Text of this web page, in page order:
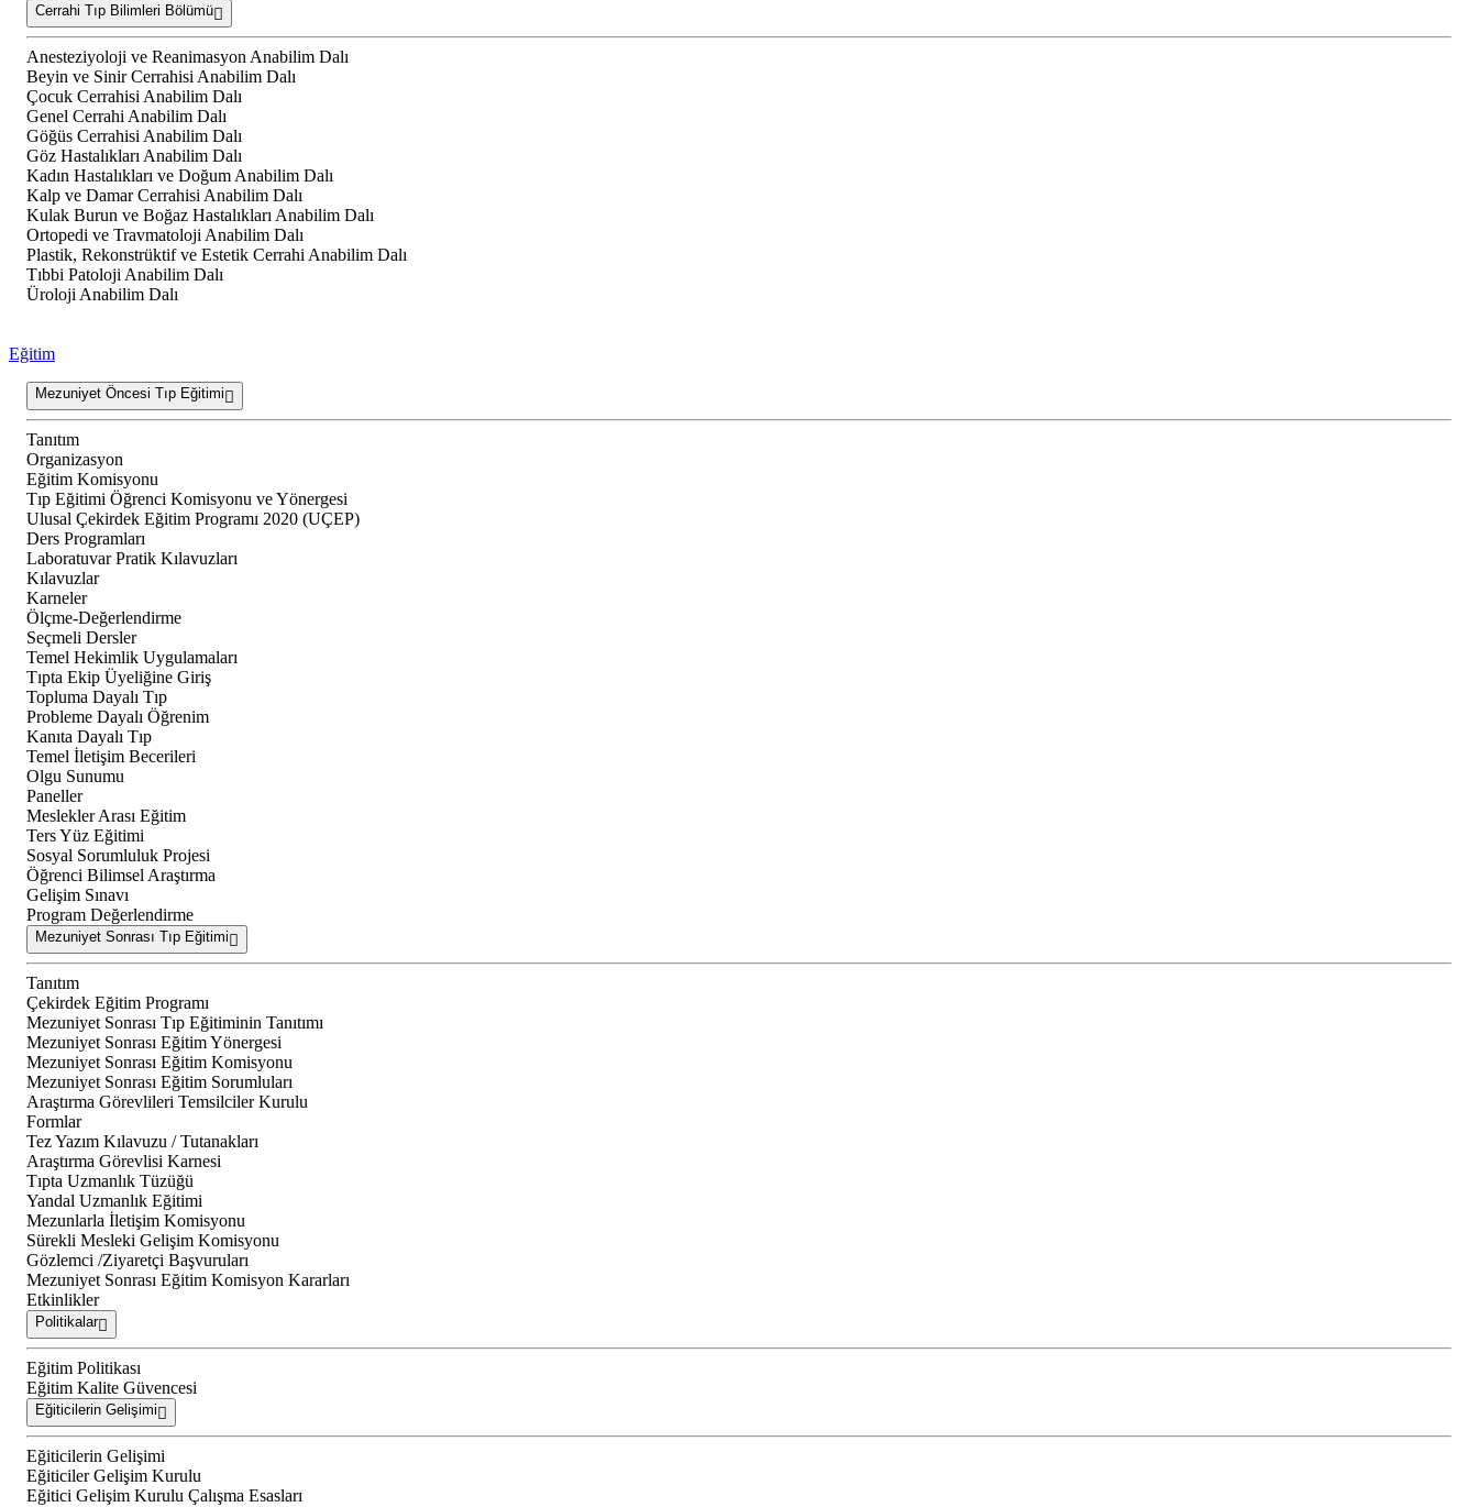
Cerrahi Tıp Bilimleri Bölümü
Anesteziyoloji ve Reanimasyon Anabilim Dalı
Beyin ve Sinir Cerrahisi Anabilim Dalı
Çocuk Cerrahisi Anabilim Dalı
Genel Cerrahi Anabilim Dalı
Göğüs Cerrahisi Anabilim Dalı
Göz Hastalıkları Anabilim Dalı
Kadın Hastalıkları ve Doğum Anabilim Dalı
Kalp ve Damar Cerrahisi Anabilim Dalı
Kulak Burun ve Boğaz Hastalıkları Anabilim Dalı
Ortopedi ve Travmatoloji Anabilim Dalı
Plastik, Rekonstrüktif ve Estetik Cerrahi Anabilim Dalı
Tıbbi Patoloji Anabilim Dalı
Üroloji Anabilim Dalı
Eğitim
Mezuniyet Öncesi Tıp Eğitimi
Tanıtım
Organizasyon
Eğitim Komisyonu
Tıp Eğitimi Öğrenci Komisyonu ve Yönergesi
Ulusal Çekirdek Eğitim Programı 2020 (UÇEP)
Ders Programları
Laboratuvar Pratik Kılavuzları
Kılavuzlar
Karneler
Ölçme-Değerlendirme
Seçmeli Dersler
Temel Hekimlik Uygulamaları
Tıpta Ekip Üyeliğine Giriş
Topluma Dayalı Tıp
Probleme Dayalı Öğrenim
Kanıta Dayalı Tıp
Temel İletişim Becerileri
Olgu Sunumu
Paneller
Meslekler Arası Eğitim
Ters Yüz Eğitimi
Sosyal Sorumluluk Projesi
Öğrenci Bilimsel Araştırma
Gelişim Sınavı
Program Değerlendirme
Mezuniyet Sonrası Tıp Eğitimi
Tanıtım
Çekirdek Eğitim Programı
Mezuniyet Sonrası Tıp Eğitiminin Tanıtımı
Mezuniyet Sonrası Eğitim Yönergesi
Mezuniyet Sonrası Eğitim Komisyonu
Mezuniyet Sonrası Eğitim Sorumluları
Araştırma Görevlileri Temsilciler Kurulu
Formlar
Tez Yazım Kılavuzu / Tutanakları
Araştırma Görevlisi Karnesi
Tıpta Uzmanlık Tüzüğü
Yandal Uzmanlık Eğitimi
Mezunlarla İletişim Komisyonu
Sürekli Mesleki Gelişim Komisyonu
Gözlemci /Ziyaretçi Başvuruları
Mezuniyet Sonrası Eğitim Komisyon Kararları
Etkinlikler
Politikalar
Eğitim Politikası
Eğitim Kalite Güvencesi
Eğiticilerin Gelişimi
Eğiticilerin Gelişimi
Eğiticiler Gelişim Kurulu
Eğitici Gelişim Kurulu Çalışma Esasları